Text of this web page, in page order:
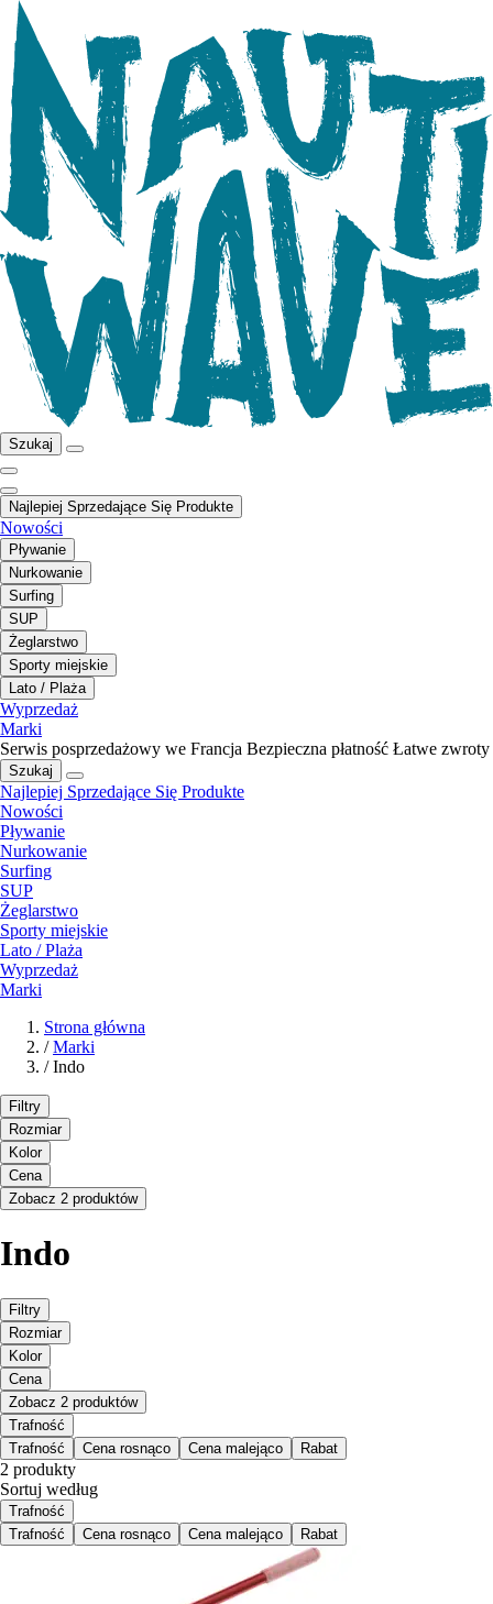
Szukaj
Najlepiej Sprzedające Się Produkte
Nowości
Pływanie
Nurkowanie
Surfing
SUP
Żeglarstwo
Sporty miejskie
Lato / Plaża
Wyprzedaż
Marki
Serwis posprzedażowy we Francja Bezpieczna płatność Łatwe zwroty
Szukaj
Najlepiej Sprzedające Się Produkte
Nowości
Pływanie
Nurkowanie
Surfing
SUP
Żeglarstwo
Sporty miejskie
Lato / Plaża
Wyprzedaż
Marki
Strona główna
/ Marki
/ Indo
Filtry
Rozmiar
Kolor
Cena
Zobacz 2 produktów
Indo
Filtry
Rozmiar
Kolor
Cena
Zobacz 2 produktów
Trafność
Trafność
Cena rosnąco Cena malejąco Rabat
2 produkty
Sortuj według
Trafność
Trafność
Cena rosnąco Cena malejąco Rabat